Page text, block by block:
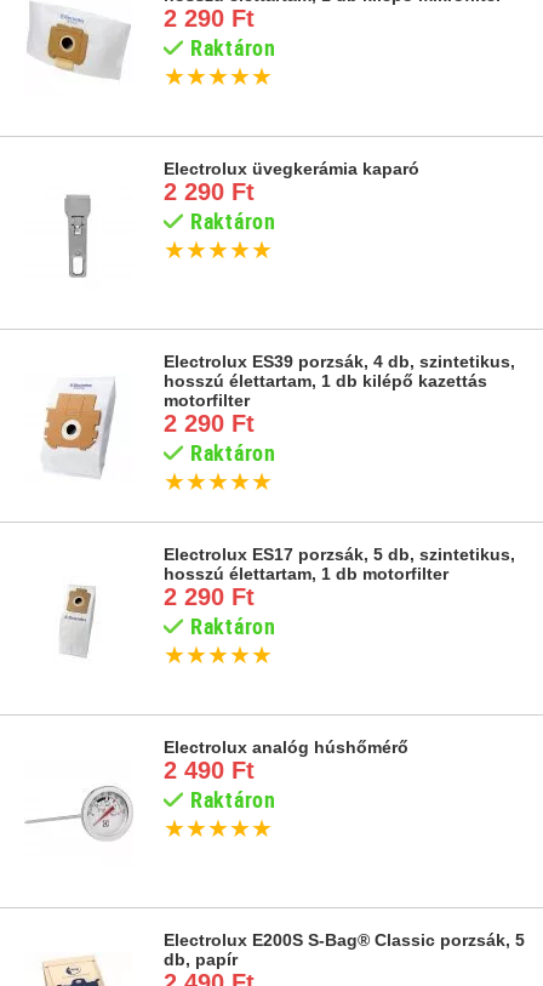
2 290 Ft
Raktáron
★★★★★
Electrolux üvegkerámia kaparó
2 290 Ft
Raktáron
★★★★★
Electrolux ES39 porzsák, 4 db, szintetikus,
hosszú élettartam, 1 db kilépő kazettás
motorfilter
2 290 Ft
Raktáron
★★★★★
Electrolux ES17 porzsák, 5 db, szintetikus,
hosszú élettartam, 1 db motorfilter
2 290 Ft
Raktáron
★★★★★
Electrolux analóg húshőmérő
2 490 Ft
Raktáron
★★★★★
Electrolux E200S S-Bag® Classic porzsák, 5
db, papír